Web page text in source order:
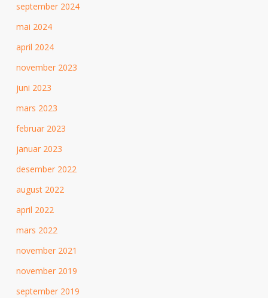
september 2024
mai 2024
april 2024
november 2023
juni 2023
mars 2023
februar 2023
januar 2023
desember 2022
august 2022
april 2022
mars 2022
november 2021
november 2019
september 2019